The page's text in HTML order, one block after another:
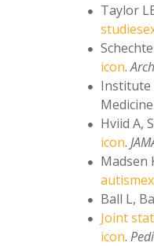
Taylor
icon.
Institute
Hviid A,
icon.
Madsen
Ball L,
Joint
icon.